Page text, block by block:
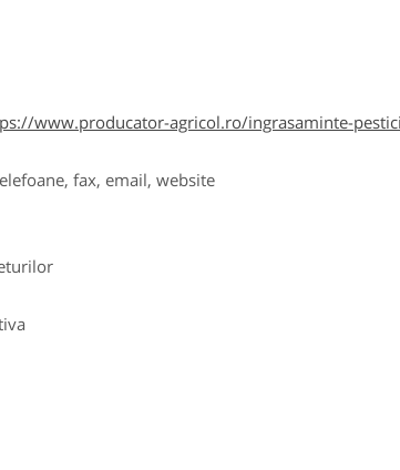
www.producator-agricol.ro/ingrasaminte-
fax, email, website